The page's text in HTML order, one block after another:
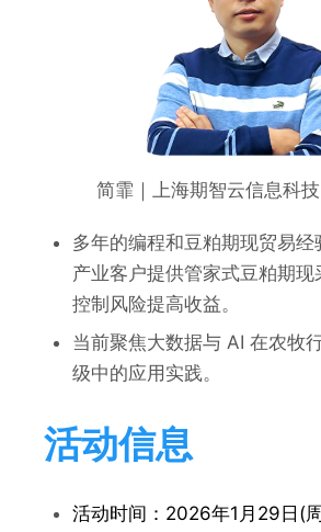
简霏｜上海期智云信息科
多年的编程和豆粕期现贸易经
产业客户提供管家式豆粕期现
控制风险提高收益。
当前聚焦大数据与 AI 在农牧
级中的应用实践。
活动信息
活动时间：2026年1月29日(